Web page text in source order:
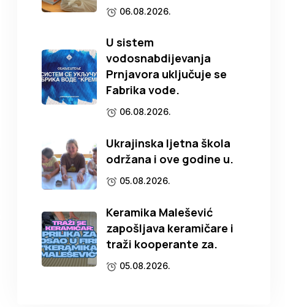
06.08.2026.
U sistem
vodosnabdijevanja
Prnjavora uključuje se
Fabrika vode.
06.08.2026.
Ukrajinska ljetna škola
održana i ove godine u.
05.08.2026.
Keramika Malešević
zapošljava keramičare i
traži kooperante za.
05.08.2026.